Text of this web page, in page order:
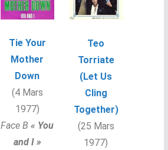
Tie Your
Mother
Down
(4 Mars
1977)
Face B« You
and I »
Teo
Torriate
(Let Us
Cling
Together)
(25 Mars
1977)